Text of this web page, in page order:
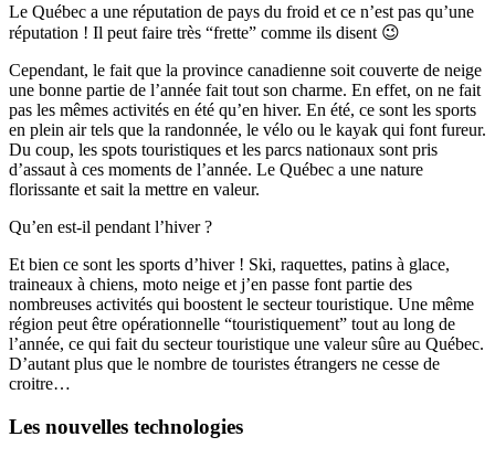
Le Québec a une réputation de pays du froid et ce n’est pas qu’une
réputation ! Il peut faire très “frette” comme ils disent 😉
Cependant, le fait que la province canadienne soit couverte de neige
une bonne partie de l’année fait tout son charme. En effet, on ne fait
pas les mêmes activités en été qu’en hiver. En été, ce sont les sports
en plein air tels que la randonnée, le vélo ou le kayak qui font fureur.
Du coup, les spots touristiques et les parcs nationaux sont pris
d’assaut à ces moments de l’année. Le Québec a une nature
florissante et sait la mettre en valeur.
Qu’en est-il pendant l’hiver ?
Et bien ce sont les sports d’hiver ! Ski, raquettes, patins à glace,
traineaux à chiens, moto neige et j’en passe font partie des
nombreuses activités qui boostent le secteur touristique. Une même
région peut être opérationnelle “touristiquement” tout au long de
l’année, ce qui fait du secteur touristique une valeur sûre au Québec.
D’autant plus que le nombre de touristes étrangers ne cesse de
croitre…
Les nouvelles technologies